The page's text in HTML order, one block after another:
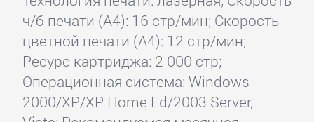
ч/б печати (А4): 16 стр/мин; Скорость
цветной печати (А4): 12 стр/мин;
Ресурс картриджа: 2 000 стр;
Операционная система: Windows
2000/XP/XP Home Ed/2003 Server,